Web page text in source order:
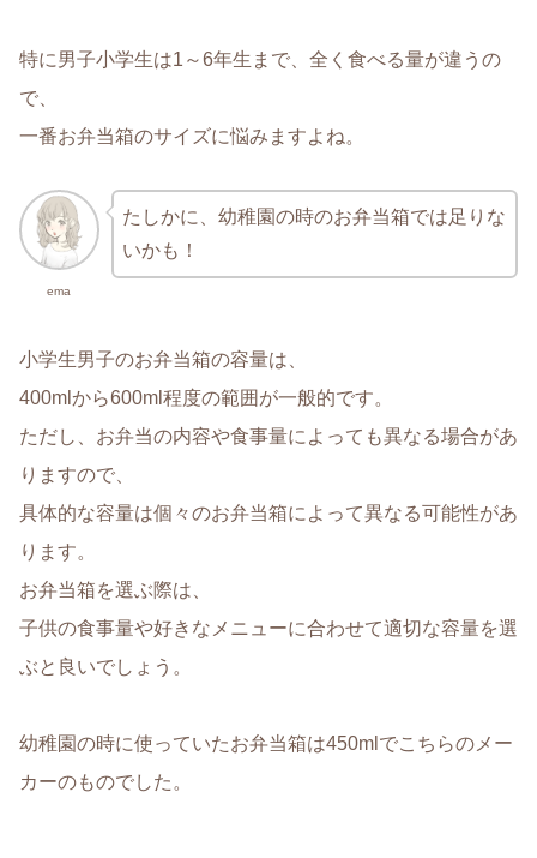
特に男子小学生は1～6年生まで、全く食べる量が違うの
で、
一番お弁当箱のサイズに悩みますよね。
ema
たしかに、幼稚園の時のお弁当箱では足りな
いかも！
小学生男子のお弁当箱の容量は、
400mlから600ml程度の範囲が一般的です。
ただし、お弁当の内容や食事量によっても異なる場合があ
りますので、
具体的な容量は個々のお弁当箱によって異なる可能性があ
ります。
お弁当箱を選ぶ際は、
子供の食事量や好きなメニューに合わせて適切な容量を選
ぶと良いでしょう。
幼稚園の時に使っていたお弁当箱は450mlでこちらのメー
カーのものでした。